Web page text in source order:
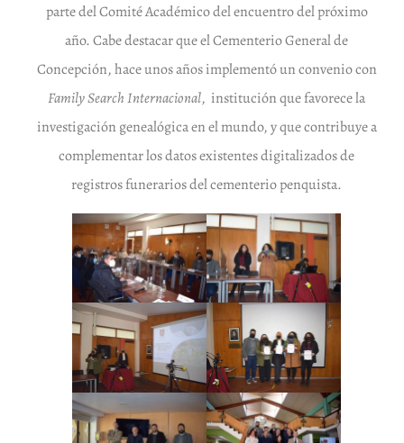
parte del Comité Académico del encuentro del próximo
año. Cabe destacar que el Cementerio General de
Concepción, hace unos años implementó un convenio con
Family Search Internacional, institución que favorece la
investigación genealógica en el mundo, y que contribuye a
complementar los datos existentes digitalizados de
registros funerarios del cementerio penquista.